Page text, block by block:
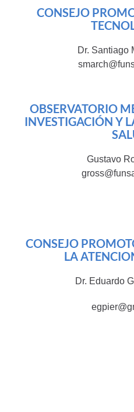
CONSEJO
Dr. Santiago
OBSERVATORIO
INVESTIGACIÓN Y
Gustavo
CONSEJO
LA
Dr. Eduardo